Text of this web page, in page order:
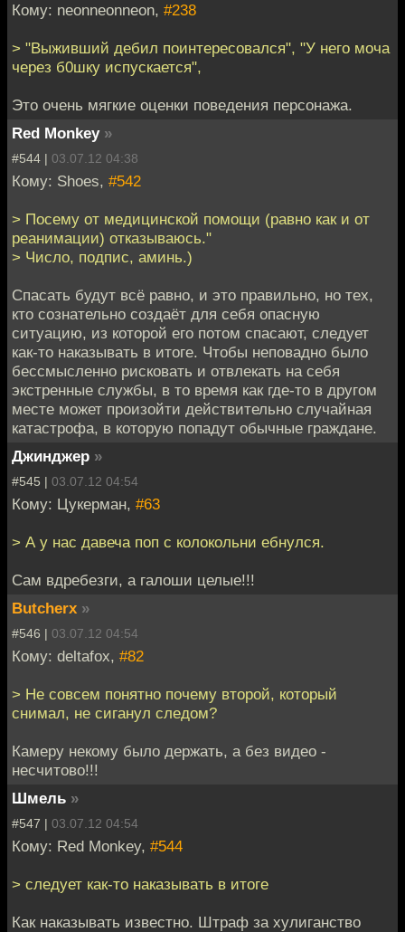
Кому: neonneonneon, #238
> "Выживший дебил поинтересовался", "У него моча
через б0шку испускается",
Это очень мягкие оценки поведения персонажа.
Red Monkey »
#544 | 03.07.12 04:38
Кому: Shoes, #542
> Посему от медицинской помощи (равно как и от
реанимации) отказываюсь."
> Число, подпис, аминь.)
Спасать будут всё равно, и это правильно, но тех,
кто сознательно создаёт для себя опасную
ситуацию, из которой его потом спасают, следует
как-то наказывать в итоге. Чтобы неповадно было
бессмысленно рисковать и отвлекать на себя
экстренные службы, в то время как где-то в другом
месте может произойти действительно случайная
катастрофа, в которую попадут обычные граждане.
Джинджер »
#545 | 03.07.12 04:54
Кому: Цукерман, #63
> А у нас давеча поп с колокольни ебнулся.
Сам вдребезги, а галоши целые!!!
Butcherx »
#546 | 03.07.12 04:54
Кому: deltafox, #82
> Не совсем понятно почему второй, который
снимал, не сиганул следом?
Камеру некому было держать, а без видео -
несчитово!!!
Шмель »
#547 | 03.07.12 04:54
Кому: Red Monkey, #544
> следует как-то наказывать в итоге
Как наказывать известно. Штраф за хулиганство